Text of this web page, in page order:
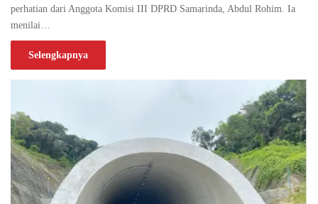
perhatian dari Anggota Komisi III DPRD Samarinda, Abdul Rohim. Ia
menilai…
Selengkapnya